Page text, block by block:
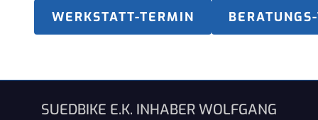
WERKSTATT-TERMIN
SUEDBIKE E.K. INHABER WOLFGANG